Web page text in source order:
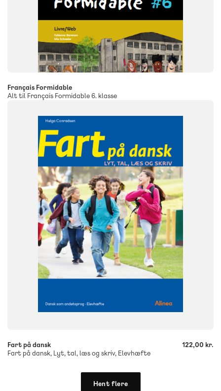
Français Formidable
Alt til Français Formidable 6. klasse
NIVEAU
4. klasse 5. klasse 6. klasse
FORMAT
Engangsbog
9788723516572
+
Fart på dansk
Fart på dansk, Lyt, tal, læs og skriv, Elevhæfte
122,00 kr.
Hent flere